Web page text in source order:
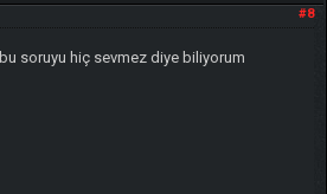
#8
soruyu hiç sevmez diye biliyorum